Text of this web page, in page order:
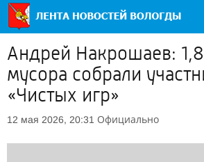
Андрей Накрошаев:
мусора собрали
«Чистых игр»
12 мая 2026, 20:31 Официально